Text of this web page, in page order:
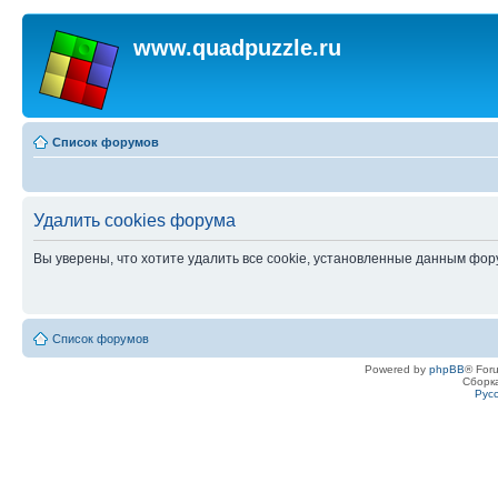
www.quadpuzzle.ru
Список форумов
Удалить cookies форума
Вы уверены, что хотите удалить все cookie, установленные данным
Список форумов
Powered by phpBB®